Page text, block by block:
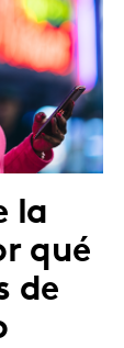
la
qué
de